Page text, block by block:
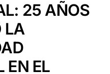
25 AÑOS
LA
EN EL